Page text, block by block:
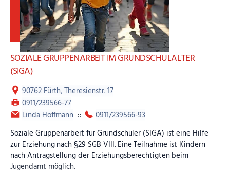
SOZIALE GRUPPENARBEIT IM GRUNDSCHULALTER
(SIGA)
90762 Fürth, Theresienstr. 17
0911/239566-77
Linda Hoffmann ::
0911/239566-93
Soziale Gruppenarbeit für Grundschüler (SIGA) ist eine Hilfe
zur Erziehung nach §29 SGB VIII. Eine Teilnahme ist Kindern
nach Antragstellung der Erziehungsberechtigten beim
Jugendamt möglich.